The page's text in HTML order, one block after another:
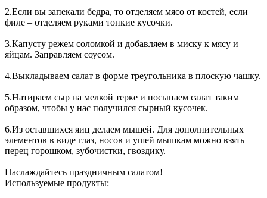
2.Если вы запекали бедра, то отделяем мясо от костей, если
филе – отделяем руками тонкие кусочки.
3.Капусту режем соломкой и добавляем в миску к мясу и
яйцам. Заправляем соусом.
4.Выкладываем салат в форме треугольника в плоскую чашку.
5.Натираем сыр на мелкой терке и посыпаем салат таким
образом, чтобы у нас получился сырный кусочек.
6.Из оставшихся яиц делаем мышей. Для дополнительных
элементов в виде глаз, носов и ушей мышкам можно взять
перец горошком, зубочистки, гвоздику.
Наслаждайтесь праздничным салатом!
Используемые продукты: